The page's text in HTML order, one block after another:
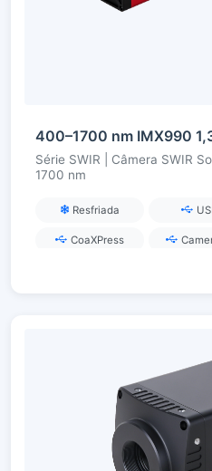
Série SWIR | Câmera SWIR
1700 nm
Resfriada
CoaXPress